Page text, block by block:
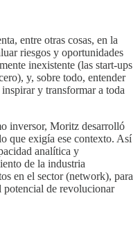
entre otras cosas, en la
riesgos y oportunidades
inexistente (las start-ups
y, sobre todo, entender
y transformar a toda
inversor, Moritz desarrolló
que exigía ese contexto. Así
analítica y
de la industria
en el sector (network), para
potencial de revolucionar